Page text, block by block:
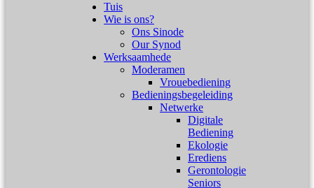
Tuis
Wie is ons?
Ons Sinode
Our Synod
Werksaamhede
Moderamen
Vrouebediening
Bedieningsbegeleiding
Netwerke
Digitale
Bediening
Ekologie
Erediens
Gerontologie
Seniors